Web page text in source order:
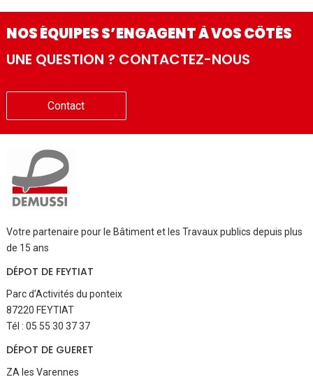
NOS ÉQUIPES S’ENGAGENT À VOS CÔTÉS
UNE QUESTION ? CONTACTEZ-NOUS
Contact
Votre partenaire pour le Bâtiment et les Travaux publics depuis plus
de 15 ans
DÉPOT DE FEYTIAT
Parc d’Activités du ponteix
87220 FEYTIAT
Tél : 05 55 30 37 37
DÉPOT DE GUERET
ZA les Varennes